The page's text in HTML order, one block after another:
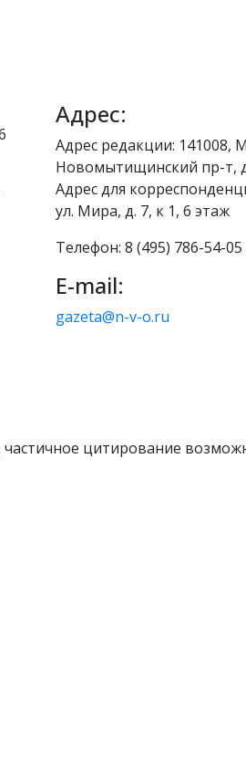
Адрес:
Адрес редакции: 141008,
Новомытищинский пр-т,
Адрес для
ул. Мира, д. 7, к 1, 6 этаж
Телефон: 8 (495) 786-54-05
E-mail:
gazeta@n-v-o.ru
цитирование